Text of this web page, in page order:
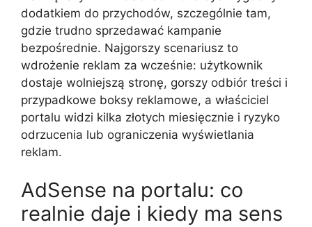
dodatkiem do przychodów, szczególnie tam,
gdzie trudno sprzedawać kampanie
bezpośrednie. Najgorszy scenariusz to
wdrożenie reklam za wcześnie: użytkownik
dostaje wolniejszą stronę, gorszy odbiór treści i
przypadkowe boksy reklamowe, a właściciel
portalu widzi kilka złotych miesięcznie i ryzyko
odrzucenia lub ograniczenia wyświetlania
reklam.
AdSense na portalu: co
realnie daje i kiedy ma sens